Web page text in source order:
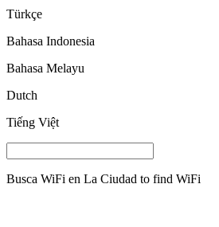
Türkçe
Bahasa Indonesia
Bahasa Melayu
Dutch
Tiếng Việt
Busca WiFi en La Ciudad to find WiFi